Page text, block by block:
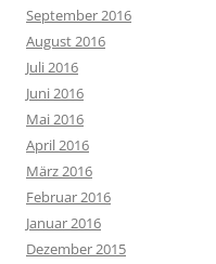
September 2016
August 2016
Juli 2016
Juni 2016
Mai 2016
April 2016
März 2016
Februar 2016
Januar 2016
Dezember 2015